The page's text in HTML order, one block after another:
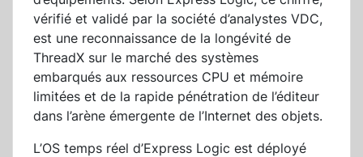
vérifié et validé par la société d’analystes VDC,
est une reconnaissance de la longévité de
ThreadX sur le marché des systèmes
embarqués aux ressources CPU et mémoire
limitées et de la rapide pénétration de l’éditeur
dans l’arène émergente de l’Internet des objets.
L’OS temps réel d’Express Logic est déployé